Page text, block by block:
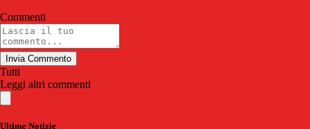
Commenti
Invia Commento
Tutti
Leggi altri commenti
Ultime Notizie